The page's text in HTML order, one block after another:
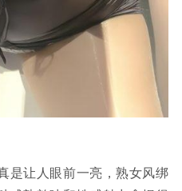
是让人眼前一亮，熟女风绑